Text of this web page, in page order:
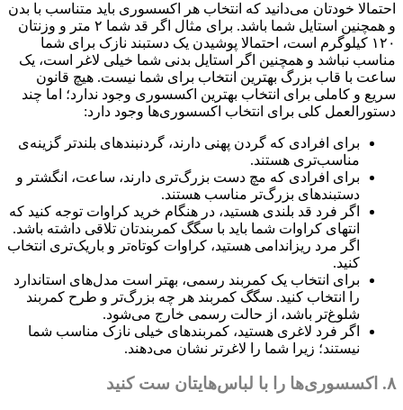
احتمالا خودتان می‌دانید که انتخاب هر اکسسوری باید متناسب با بدن
و همچنین استایل شما باشد. برای مثال اگر قد شما ۲ متر و وزنتان
۱۲۰ کیلوگرم است، احتمالا پوشیدن یک دستبند نازک برای شما
مناسب نباشد و همچنین اگر استایل بدنی شما خیلی لاغر است، یک
ساعت با قاب بزرگ بهترین انتخاب برای شما نیست. هیچ قانون
سریع و کاملی برای انتخاب بهترین اکسسوری وجود ندارد؛ اما چند
دستورالعمل کلی برای انتخاب اکسسوری‌ها وجود دارد:
برای افرادی که گردن پهنی دارند، گردنبندهای بلندتر گزینه‌ی
مناسب‌تری هستند.
برای افرادی که مچ دست بزرگ‌تری دارند، ساعت، انگشتر و
دستبندهای بزرگ‌تر مناسب هستند.
اگر فرد قد بلندی هستید، در هنگام خرید کراوات توجه کنید که
انتهای کراوات شما باید با سگگ کمربندتان تلاقی داشته باشد.
اگر مرد ریزاندامی هستید، کراوات کوتاه‌تر و باریک‌تری انتخاب
کنید.
برای انتخاب یک کمربند رسمی، بهتر است مدل‌های استاندارد
را انتخاب کنید. سگگ کمربند هر چه بزرگ‌تر و طرح کمربند
شلوغ‌تر باشد، از حالت رسمی خارج می‌شود.
اگر فرد لاغری هستید، کمربندهای خیلی نازک مناسب شما
نیستند؛ زیرا شما را لاغرتر نشان می‌دهند.
۸. اکسسوری‌ها را با لباس‌هایتان ست کنید